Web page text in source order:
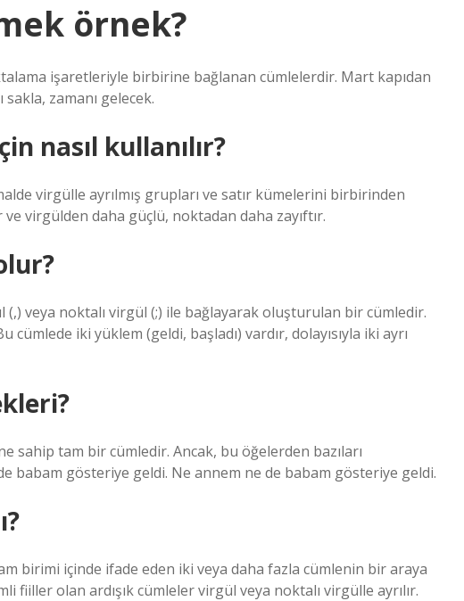
örnek?
işaretleriyle birbirine bağlanan cümlelerdir. Mart kapıdan
sakla, zamanı gelecek.
nasıl kullanılır?
virgülle ayrılmış grupları ve satır kümelerini birbirinden
virgülden daha güçlü, noktadan daha zayıftır.
(,) veya noktalı virgül (;) ile bağlayarak oluşturulan bir cümledir.
cümlede iki yüklem (geldi, başladı) vardır, dolayısıyla iki ayrı
sahip tam bir cümledir. Ancak, bu öğelerden bazıları
babam gösteriye geldi. Ne annem ne de babam gösteriye geldi.
birimi içinde ifade eden iki veya daha fazla cümlenin bir araya
fiiller olan ardışık cümleler virgül veya noktalı virgülle ayrılır.